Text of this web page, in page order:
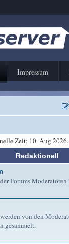
Impressum
Zeit: 10. Aug
Redaktionell
Forums Moderatoren
von den
gesammelt.